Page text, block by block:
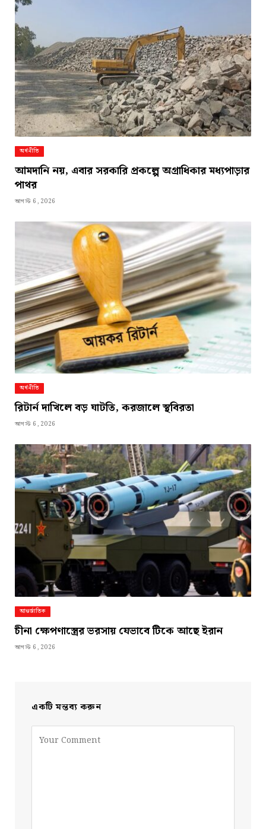
অর্থনীতি
আমদানি নয়, এবার সরকারি প্রকল্পে অগ্রাধিকার মধ্যপাড়ার
পাথর
আগস্ট 6, 2026
অর্থনীতি
রিটার্ন দাখিলে বড় ঘাটতি, করজালে স্থবিরতা
আগস্ট 6, 2026
আন্তর্জাতিক
চীনা ক্ষেপণাস্ত্রের ভরসায় যেভাবে টিকে আছে ইরান
আগস্ট 6, 2026
একটি মন্তব্য করুন